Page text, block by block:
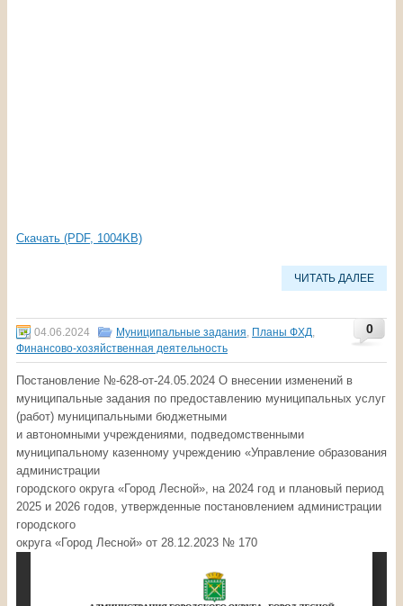
Скачать (PDF, 1004KB)
ЧИТАТЬ ДАЛЕЕ
0
04.06.2024 Муниципальные задания, Планы ФХД,
Финансово-хозяйственная деятельность
Постановление №-628-oт-24.05.2024 О внесении изменений в
муниципальные задания по предоставлению муниципальных услуг
(работ) муниципальными бюджетными
и автономными учреждениями, подведомственными
муниципальному казенному учреждению «Управление образования
администрации
городского округа «Город Лесной», на 2024 год и плановый период
2025 и 2026 годов, утвержденные постановлением администрации
городского
округа «Город Лесной» от 28.12.2023 № 170